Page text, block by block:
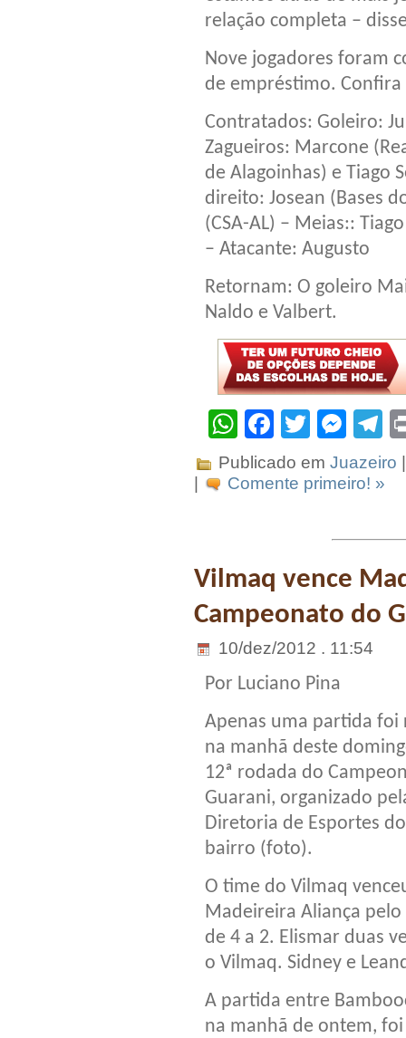
relação completa –
Nove jogadores foram
de empréstimo. Confira
Contratados: Goleiro:
Zagueiros: Marcone
de Alagoinhas) e Tiago
direito: Josean (Bases
(CSA-AL) – Meias::
– Atacante: Augusto
Retornam: O goleiro
Naldo e Valbert.
WhatsApp
Facebook
Twitter
Publicado em Juazeiro
|
Comente primeiro! »
Vilmaq vence
Campeonato do
10/dez/2012 . 11:54
Por Luciano Pina
Apenas uma partida foi
na manhã deste
12ª rodada do
Guarani, organizado
Diretoria de Esportes
bairro (foto).
O time do Vilmaq
Madeireira Aliança pelo
de 4 a 2. Elismar duas
o Vilmaq. Sidney e
A partida entre
na manhã de ontem,